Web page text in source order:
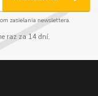
zasielania newslettera.
raz za 14 dní.